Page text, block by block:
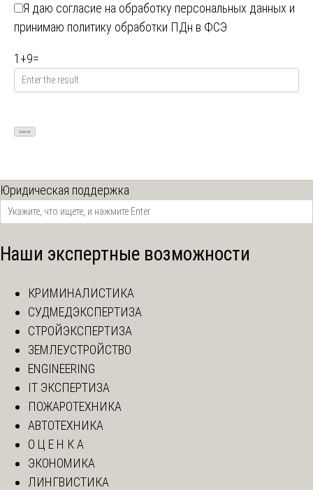
Я даю согласие на обработку персональных данных и
принимаю политику обработки ПДн в ФСЭ
1 +9=
Юридическая поддержка
Наши экспертные возможности
КРИМИНАЛИСТИКА
СУДМЕДЭКСПЕРТИЗА
СТРОЙЭКСПЕРТИЗА
ЗЕМЛЕУСТРОЙСТВО
ENGINEERING
IT ЭКСПЕРТИЗА
ПОЖАРОТЕХНИКА
АВТОТЕХНИКА
О Ц Е Н К А
ЭКОНОМИКА
ЛИНГВИСТИКА